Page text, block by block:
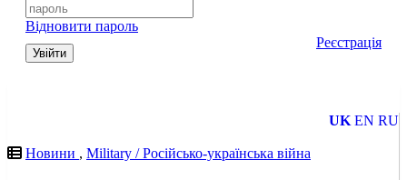
Відновити пароль
Увійти
Реєстрація
UK EN RU
Новини , Military / Російсько-українська війна